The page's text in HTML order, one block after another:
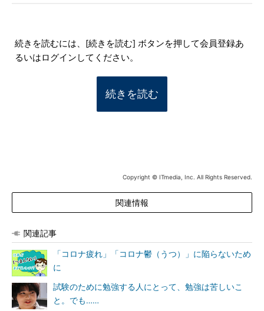
続きを読むには、[続きを読む] ボタンを押して会員登録あ
るいはログインしてください。
続きを読む
Copyright © ITmedia, Inc. All Rights Reserved.
関連情報
関連記事
「コロナ疲れ」「コロナ鬱（うつ）」に陥らないため
に
試験のために勉強する人にとって、勉強は苦しいこ
と。でも……